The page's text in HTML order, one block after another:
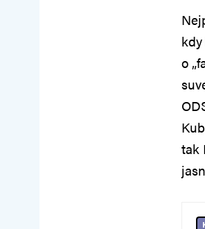
kdy
o
tak